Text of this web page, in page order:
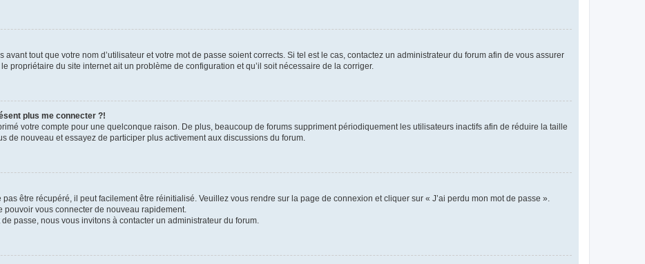
tout que votre nom d’utilisateur et votre mot de passe soient corrects. Si tel est le cas, contactez un administrateur du forum afin de vous assurer
propriétaire du site internet ait un problème de configuration et qu’il soit nécessaire de la corriger.
plus me connecter ?!
votre compte pour une quelconque raison. De plus, beaucoup de forums suppriment périodiquement les utilisateurs inactifs afin de réduire la taille
de nouveau et essayez de participer plus activement aux discussions du forum.
être récupéré, il peut facilement être réinitialisé. Veuillez vous rendre sur la page de connexion et cliquer sur « J’ai perdu mon mot de passe ».
vous connecter de nouveau rapidement.
passe, nous vous invitons à contacter un administrateur du forum.